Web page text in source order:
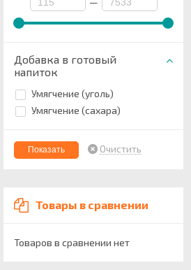
Добавка в готовый
напиток
Умягчение (уголь)
Умягчение (сахара)
Очистить
Товары в сравнении
Товаров в сравнении нет